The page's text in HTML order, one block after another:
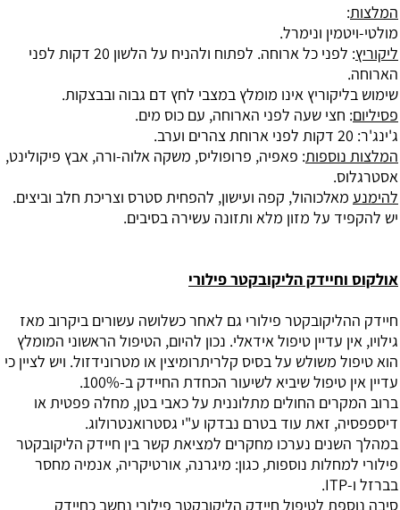
המלצות:
מולטי-ויטמין ונימרל.
ליקוריץ
: לפני כל ארוחה. לפתוח ולהניח על הלשון 20 דקות לפני
הארוחה.
שימוש בליקוריץ אינו מומלץ במצבי לחץ דם גבוה ובבצקות.
פסיליום: חצי שעה לפני הארוחה, עם כוס מים.
ג'ינג'ר: 20 דקות לפני ארוחת צהרים וערב.
המלצות נוספות: פאפיה, פרופוליס, משקה אלוה-ורה, אבץ פיקולינט,
אסטרגלוס.
להימנע מאלכוהול, קפה ועישון, להפחית סטרס וצריכת חלב וביצים.
יש להקפיד על מזון מלא ותזונה עשירה בסיבים.
אולקוס וחיידק הליקובקטר פילורי
חיידק ההליקובקטר פילורי גם לאחר כשלושה עשורים ביקרוב מאז
גילויו, אין עדיין טיפול אידאלי. נכון להיום, הטיפול הראשוני המומלץ
הוא טיפול משולש על בסיס קלריתרומיצין או מטרונידזול. ויש לציין כי
עדיין אין טיפול שיביא לשיעור הכחדת החיידק ב-100%.
ברוב המקרים החולים מתלוננית על כאבי בטן, מחלה פפטית או
דיספפסיה, זאת עוד בטרם נבדקו ע"י גסטרואנטרולוג.
במהלך השנים נערכו מחקרים למציאת קשר בין חיידק הליקובקטר
פילורי למחלות נוספות, כגון: מיגרנה, אורטיקריה, אנמיה מחסר
בברזל ו-ITP.
סיבה נוספת לטיפול חיידק הליקובקטר פילורי נחשב כחיידק